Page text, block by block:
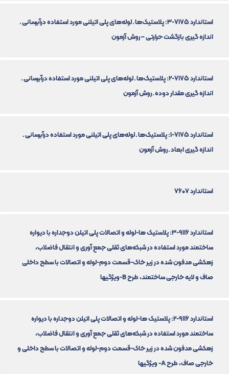
استاندارد 7175-3: پلاستیک‌ها ـ لوله‌های پلی اتیلنی مورد استفاده درآبرسانی ـ
اندازه گیری بازگشت حرارتی – روش آزمون
استاندارد 7175-2: پلاستیک‌ها ـ لوله‌های پلی اتیلنی مورد استفاده درآبرسانی ـ
اندازه گیری مقدار دوده ـ روش آزمون
استاندارد 7175-1: پلاستیک‌ها ـ لوله‌های پلی اتیلنی مورد استفاده درآبرسانی ـ
اندازه گیری ابعاد ـ روش آزمون
استاندارد 7607
استاندارد 9116-3: پلاستیک ها-لوله و اتصالات پلی اتیلن دوجداره با دیواره
ساختمند مورد استفاده در شبکه‌های ثقلی جمع آوری و انتقال فاضلاب،
زهکشی مدفون شده در زیر خاک-قسمت دوم-لوله و اتصالات با سطح داخلی
صاف و لایه خارجی ساختمند، طرح B-ویژگیها
استاندارد 9116-2: پلاستیک ها-لوله و اتصالات پلی اتیلن دوجداره با دیواره
ساختمند مورد استفاده در شبکه‌های ثقلی جمع آوری و انتقال فاضلاب،
زهکشی مدفون شده در زیر خاک-قسمت دوم-لوله و اتصالات با سطح داخلی و
خارجی صاف، طرح A- ویژگیها